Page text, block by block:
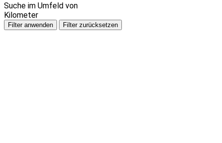
Suche im Umfeld von
Kilometer
Filter anwenden Filter zurücksetzen